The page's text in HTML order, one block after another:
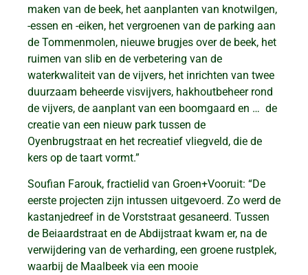
maken van de beek, het aanplanten van knotwilgen,
-essen en -eiken, het vergroenen van de parking aan
de Tommenmolen, nieuwe brugjes over de beek, het
ruimen van slib en de verbetering van de
waterkwaliteit van de vijvers, het inrichten van twee
duurzaam beheerde visvijvers, hakhoutbeheer rond
de vijvers, de aanplant van een boomgaard en … de
creatie van een nieuw park tussen de
Oyenbrugstraat en het recreatief vliegveld, die de
kers op de taart vormt.”
Soufian Farouk, fractielid van Groen+Vooruit: “De
eerste projecten zijn intussen uitgevoerd. Zo werd de
kastanjedreef in de Vorststraat gesaneerd. Tussen
de Beiaardstraat en de Abdijstraat kwam er, na de
verwijdering van de verharding, een groene rustplek,
waarbij de Maalbeek via een mooie